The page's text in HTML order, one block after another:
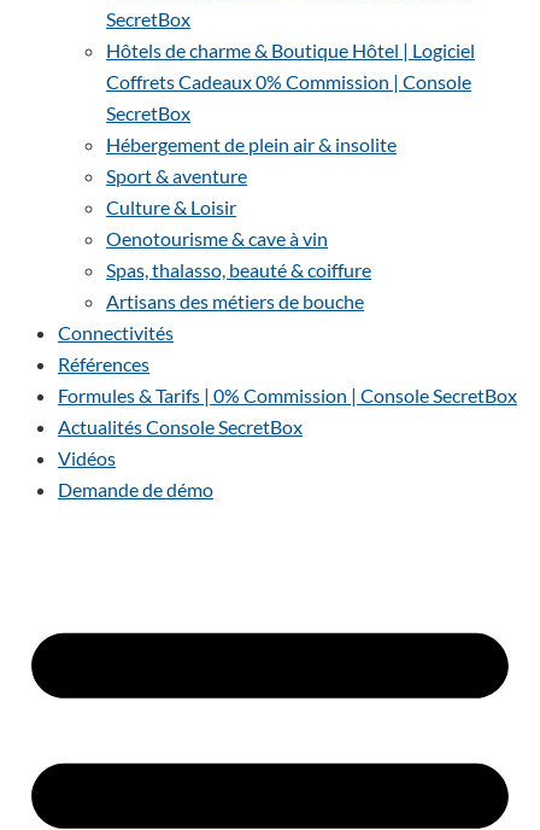
SecretBox
Hôtels de charme & Boutique Hôtel | Logiciel
Coffrets Cadeaux 0% Commission | Console
SecretBox
Hébergement de plein air & insolite
Sport & aventure
Culture & Loisir
Oenotourisme & cave à vin
Spas, thalasso, beauté & coiffure
Artisans des métiers de bouche
Connectivités
Références
Formules & Tarifs | 0% Commission | Console SecretBox
Actualités Console SecretBox
Vidéos
Demande de démo